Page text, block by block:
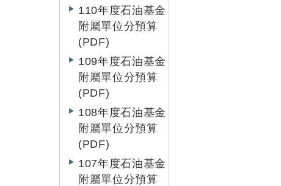
110年度石油基金
附屬單位分預算
(PDF)
109年度石油基金
附屬單位分預算
(PDF)
108年度石油基金
附屬單位分預算
(PDF)
107年度石油基金
附屬單位分預算